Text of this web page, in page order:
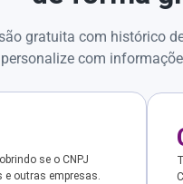
gratuita com histórico
com
se o CNPJ
outras empresas.